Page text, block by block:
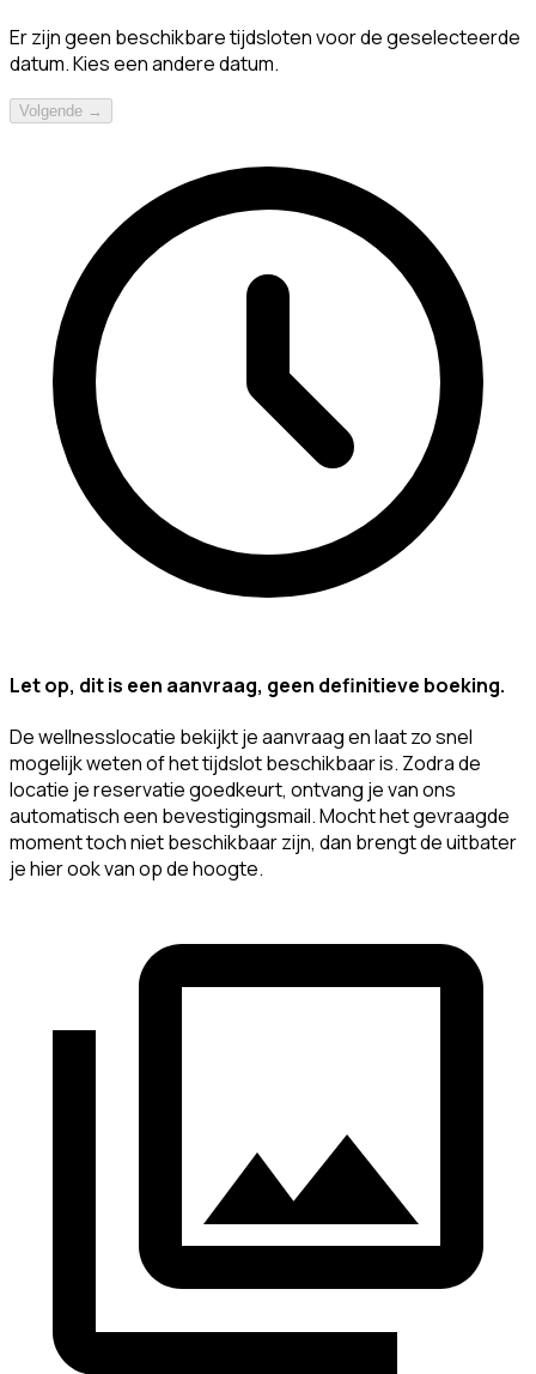
Er zijn geen beschikbare tijdsloten voor de geselecteerde
datum. Kies een andere datum.
Volgende →
Let op, dit is een aanvraag, geen definitieve boeking.
De wellnesslocatie bekijkt je aanvraag en laat zo snel
mogelijk weten of het tijdslot beschikbaar is. Zodra de
locatie je reservatie goedkeurt, ontvang je van ons
automatisch een bevestigingsmail. Mocht het gevraagde
moment toch niet beschikbaar zijn, dan brengt de uitbater
je hier ook van op de hoogte.